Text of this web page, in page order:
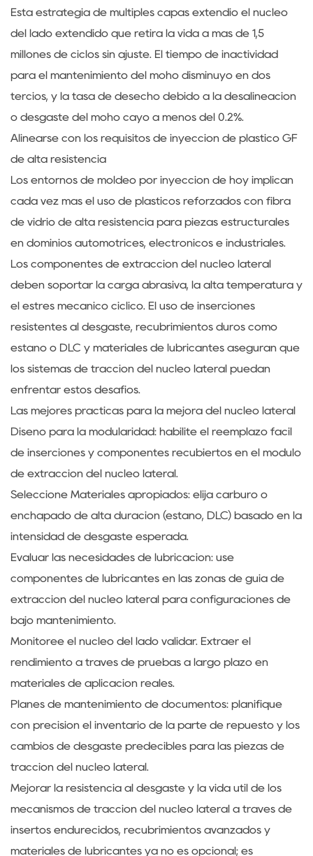
Esta estrategia de múltiples capas extendió el núcleo
del lado extendido que retira la vida a más de 1,5
millones de ciclos sin ajuste. El tiempo de inactividad
para el mantenimiento del moho disminuyó en dos
tercios, y la tasa de desecho debido a la desalineación
o desgaste del moho cayó a menos del 0.2%.
Alinearse con los requisitos de inyección de plástico GF
de alta resistencia
Los entornos de moldeo por inyección de hoy implican
cada vez más el uso de plásticos reforzados con fibra
de vidrio de alta resistencia para piezas estructurales
en dominios automotrices, electrónicos e industriales.
Los componentes de extracción del núcleo lateral
deben soportar la carga abrasiva, la alta temperatura y
el estrés mecánico cíclico. El uso de inserciones
resistentes al desgaste, recubrimientos duros como
estaño o DLC y materiales de lubricantes aseguran que
los sistemas de tracción del núcleo lateral puedan
enfrentar estos desafíos.
Las mejores prácticas para la mejora del núcleo lateral
Diseño para la modularidad: habilite el reemplazo fácil
de inserciones y componentes recubiertos en el módulo
de extracción del núcleo lateral.
Seleccione Materiales apropiados: elija carburo o
enchapado de alta duración (estaño, DLC) basado en la
intensidad de desgaste esperada.
Evaluar las necesidades de lubricación: use
componentes de lubricantes en las zonas de guía de
extracción del núcleo lateral para configuraciones de
bajo mantenimiento.
Monitoree el núcleo del lado validar. Extraer el
rendimiento a través de pruebas a largo plazo en
materiales de aplicación reales.
Planes de mantenimiento de documentos: planifique
con precisión el inventario de la parte de repuesto y los
cambios de desgaste predecibles para las piezas de
tracción del núcleo lateral.
Mejorar la resistencia al desgaste y la vida útil de los
mecanismos de tracción del núcleo lateral a través de
insertos endurecidos, recubrimientos avanzados y
materiales de lubricantes ya no es opcional; es